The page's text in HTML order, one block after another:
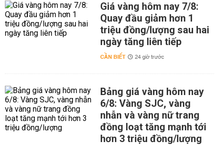
Giá vàng hôm nay 7/8:
Quay đầu giảm hơn 1
triệu đồng/lượng sau hai
ngày tăng liên tiếp
CẦN BIẾT 24 giờ trước
Bảng giá vàng hôm nay
6/8: Vàng SJC, vàng
nhẫn và vàng nữ trang
đồng loạt tăng mạnh tới
hơn 3 triệu đồng/lượng